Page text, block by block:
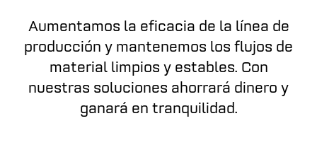
Aumentamos la eficacia de la línea de
producción y mantenemos los flujos de
material limpios y estables. Con
nuestras soluciones ahorrará dinero y
ganará en tranquilidad.